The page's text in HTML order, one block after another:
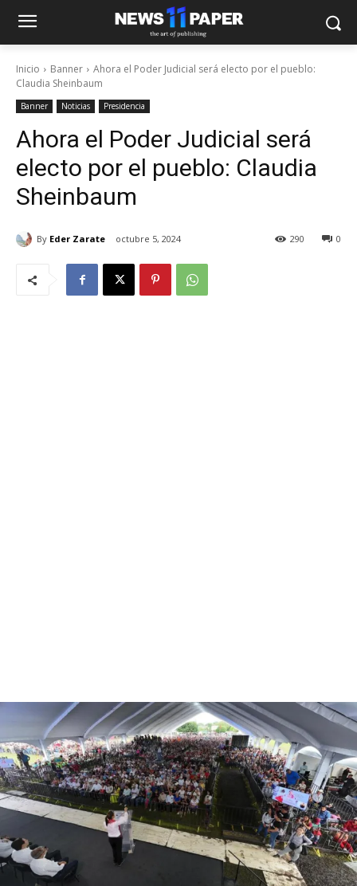
Inicio Banner
Ahora el Poder Judicial será electo por el pueblo:
Claudia Sheinbaum
Banner Noticias Presidencia
Ahora el Poder Judicial será
electo por el pueblo: Claudia
Sheinbaum
By Eder Zarate octubre 5, 2024 0
290